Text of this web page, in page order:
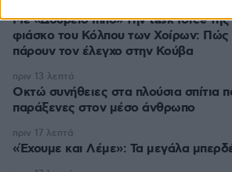
Με «Δούρειο Ίππο» την task force
φιάσκο του Κόλπου των Χοίρων:
πάρουν τον έλεγχο στην Κούβα
Οκτώ συνήθειες στα πλούσια σπίτια
παράξενες στον μέσο άνθρωπο
πριν 13 λεπτά
«Έχουμε και Λέμε»: Τα μεγάλα
πριν 17 λεπτά